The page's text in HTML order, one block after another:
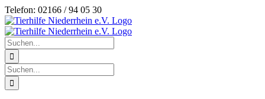
Zum
Inhalt
springen
Telefon: 02166 / 94 05 30
Suche
nach:
Suche
nach: